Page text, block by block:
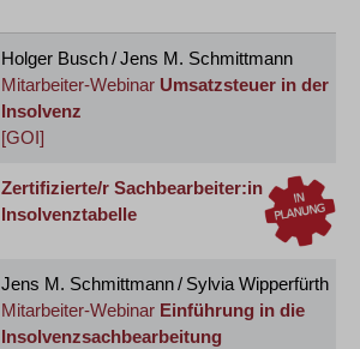
Holger Busch / Jens M. Schmittmann
Mitarbeiter-Webinar Umsatzsteuer in der
Insolvenz
[GOI]
Zertifizierte/r Sachbearbeiter:in
Insolvenztabelle
Jens M. Schmittmann / Sylvia Wipperfürth
Mitarbeiter-Webinar Einführung in die
Insolvenzsachbearbeitung